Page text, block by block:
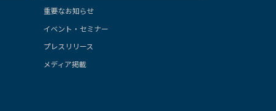
重要なお知らせ
イベント・セミナー
プレスリリース
メディア掲載